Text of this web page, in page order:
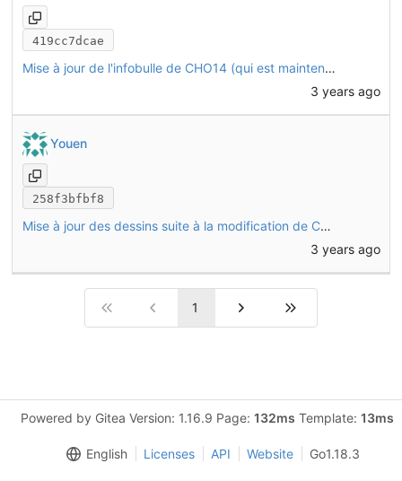
419cc7dcae
Mise à jour de l'infobulle de CHO14 (qui est maintenant une CHO13 retournée)
3 years ago
Youen
258f3bfbf8
Mise à jour des dessins suite à la modification de CHO13/CHO14
3 years ago
1
Powered by Gitea Version: 1.16.9 Page: 132ms Template: 13ms
English Licenses API Website Go1.18.3